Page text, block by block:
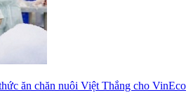
ăn chăn nuôi Việt Thắng cho VinEco